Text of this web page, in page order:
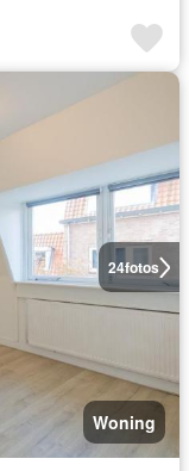
24fotos
Woning